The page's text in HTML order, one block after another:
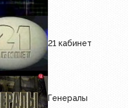
21 кабинет
Генералы